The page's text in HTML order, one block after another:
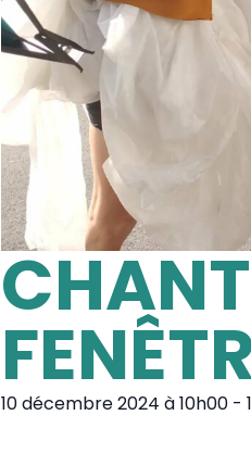
10 décembre 2024 à10h00 -